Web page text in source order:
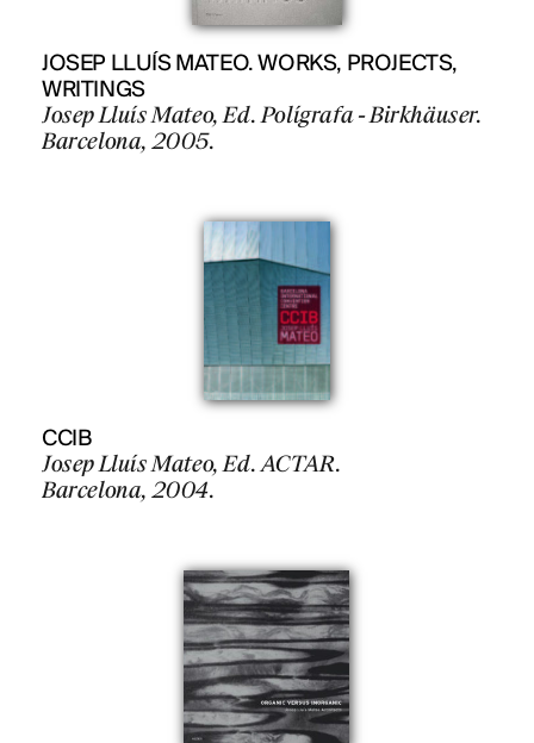
JOSEP LLUÍS MATEO. WORKS, PROJECTS,
WRITINGS
Josep Lluís Mateo, Ed. Polígrafa - Birkhäuser.
Barcelona, 2005.
CCIB
Josep Lluís Mateo, Ed. ACTAR.
Barcelona, 2004.